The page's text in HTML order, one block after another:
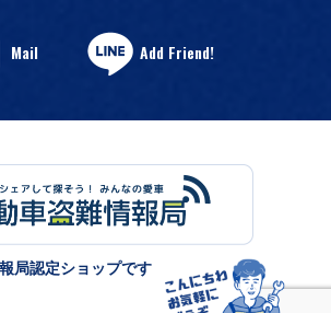
Mail Add Friend!
局認定ショップです